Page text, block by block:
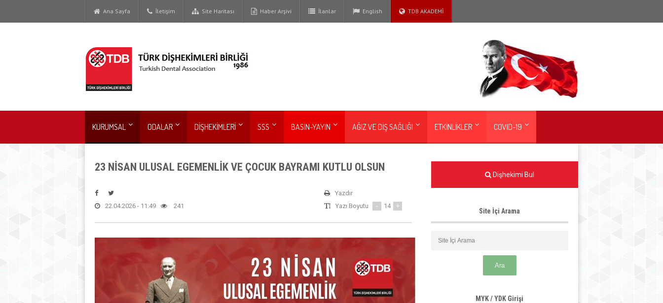
Ana Sayfa İletişim Site Haritası Haber Arşivi İlanlar English TDB AKADEMİ
KURUMSAL ODALAR DİŞHEKİMLERİ SSS BASIN-YAYIN AĞIZ VE DİŞ SAĞLIĞI ETKİNLİKLER COVID-19
23 NİSAN ULUSAL EGEMENLİK VE ÇOCUK BAYRAMI KUTLU OLSUN
Yazdır
Yazı Boyutu
- 14 +
22.04.2026 - 11:49 241
Dişhekimi Bul
Site İçi Arama
MYK / YDK Girişi